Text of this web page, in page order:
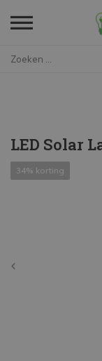
LED Solar
34% korting